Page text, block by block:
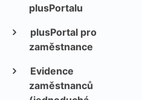
plusPortalu
plusPortal pro
zaměstnance
Evidence
zaměstnanců